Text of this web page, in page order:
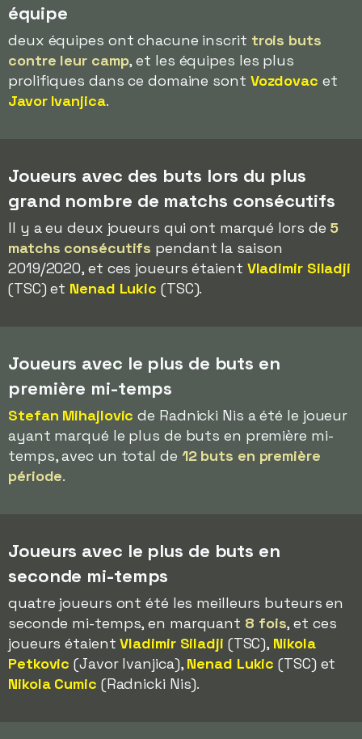
équipe
deux équipes ont chacune inscrit trois buts
contre leur camp, et les équipes les plus
prolifiques dans ce domaine sont Vozdovac et
Javor Ivanjica.
Joueurs avec des buts lors du plus
grand nombre de matchs consécutifs
Il y a eu deux joueurs qui ont marqué lors de 5
matchs consécutifs pendant la saison
2019/2020, et ces joueurs étaient Vladimir Siladji
(TSC) et Nenad Lukic (TSC).
Joueurs avec le plus de buts en
première mi-temps
Stefan Mihajlovic de Radnicki Nis a été le joueur
ayant marqué le plus de buts en première mi-
temps, avec un total de 12 buts en première
période.
Joueurs avec le plus de buts en
seconde mi-temps
quatre joueurs ont été les meilleurs buteurs en
seconde mi-temps, en marquant 8 fois, et ces
joueurs étaientVladimir Siladji (TSC), Nikola
Petkovic (Javor Ivanjica), Nenad Lukic (TSC) et
Nikola Cumic (Radnicki Nis).